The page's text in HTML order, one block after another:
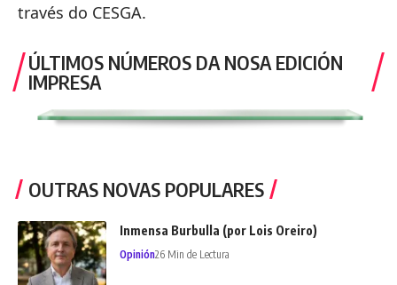
través do CESGA.
ÚLTIMOS NÚMEROS DA NOSA EDICIÓN
IMPRESA
OUTRAS NOVAS POPULARES
Inmensa Burbulla (por Lois Oreiro)
Opinión26 Min de Lectura